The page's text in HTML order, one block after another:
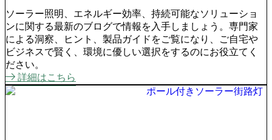
ソーラー照明、エネルギー効率、持続可能なソリューショ
ンに関する最新のブログで情報を入手しましょう。専門家
による洞察、ヒント、製品ガイドをご覧になり、ご自宅や
ビジネスで賢く、環境に優しい選択をするのにお役立てく
ださい。
詳細はこちら